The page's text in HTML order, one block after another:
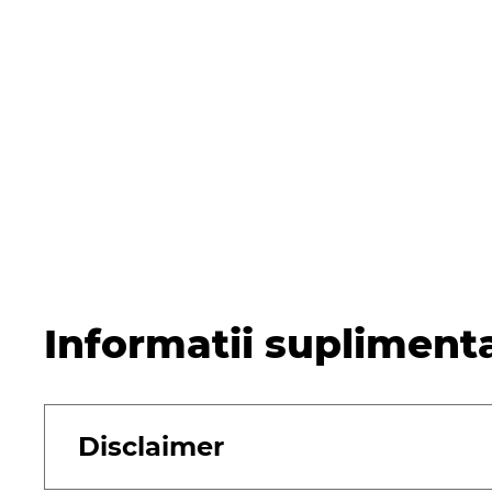
Informatii
Disclaimer